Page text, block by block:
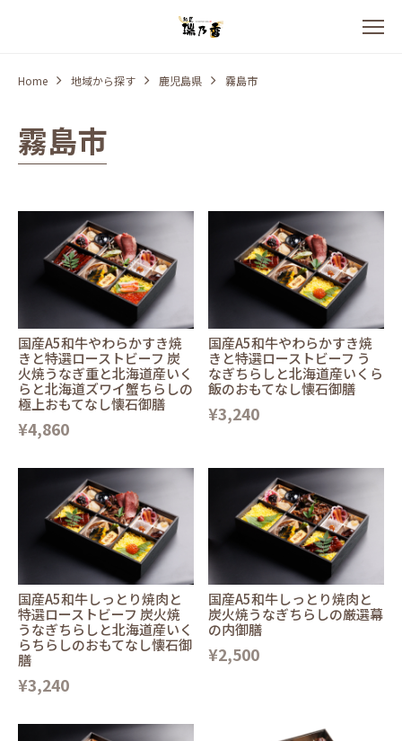
Home 地域から探す 鹿児島県 霧島市
霧島市
国産A5和牛やわらかすき焼
きと特選ローストビーフ 炭
火焼うなぎ重と北海道産いく
らと北海道ズワイ蟹ちらしの
極上おもてなし懐石御膳
¥4,860
国産A5和牛やわらかすき焼
きと特選ローストビーフ う
なぎちらしと北海道産いくら
飯のおもてなし懐石御膳
¥3,240
国産A5和牛しっとり焼肉と
特選ローストビーフ 炭火焼
うなぎちらしと北海道産いく
らちらしのおもてなし懐石御
膳
¥3,240
国産A5和牛しっとり焼肉と
炭火焼うなぎちらしの厳選幕
の内御膳
¥2,500